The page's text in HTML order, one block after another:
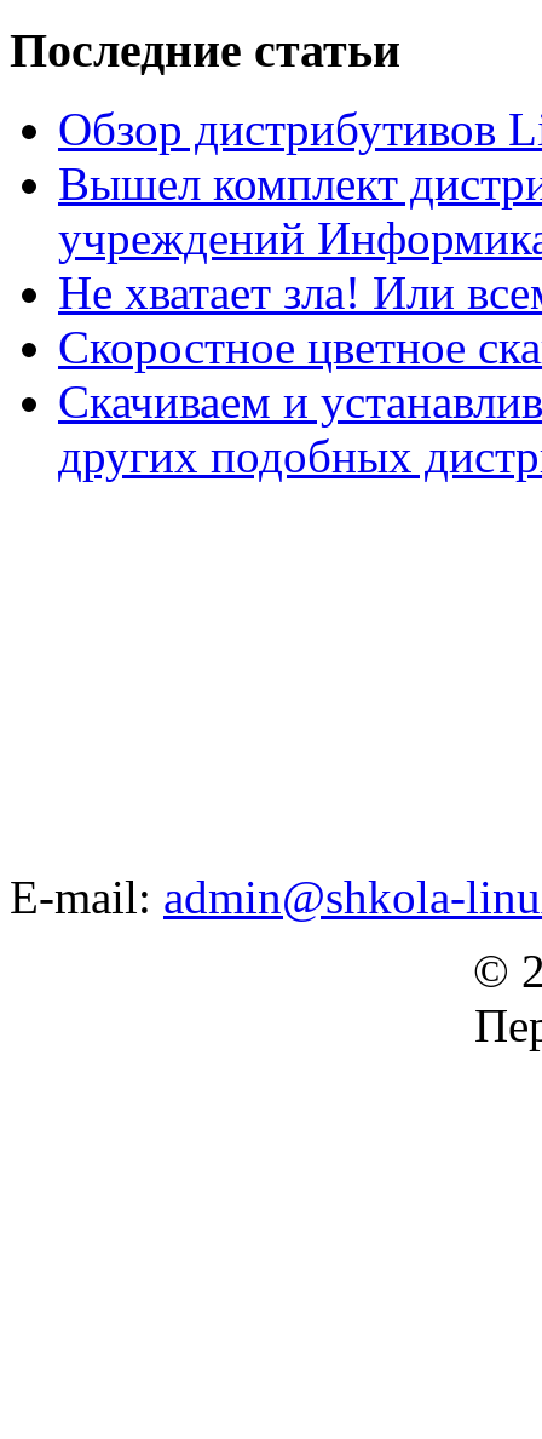
Последние статьи
Обзор дистрибутивов
Вышел комплект
учреждений
Не хватает зла! Или
Скоростное цветное
Скачиваем и
других подобных
E-mail: admin@shkola-
©